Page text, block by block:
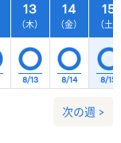
13
（木）
14
（金）
8/13 8/14
15
（土）
8/15
次の週 >